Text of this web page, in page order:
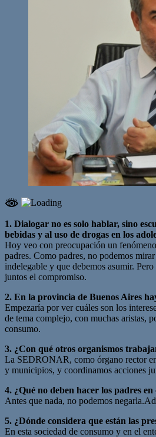
1. Dialogar no es solo hablar, sino
bebidas y al uso de drogas en los
Hoy veo con preocupación un
padres. Como padres, no podemos
indelegable y que debemos asumir.
juntos el compromiso.
2. En la provincia de Buenos Aires
Empezaría por ver cuáles son los
de tema complejo, con muchas aristas,
consumo.
3. ¿Con qué otros organismos
La SEDRONAR, como órgano rector
y municipios, y coordinamos acciones
4. ¿Qué no deben hacer los padres
Antes que nada, no podemos
5. ¿Dónde considera que están las
En esta sociedad de consumo y en el